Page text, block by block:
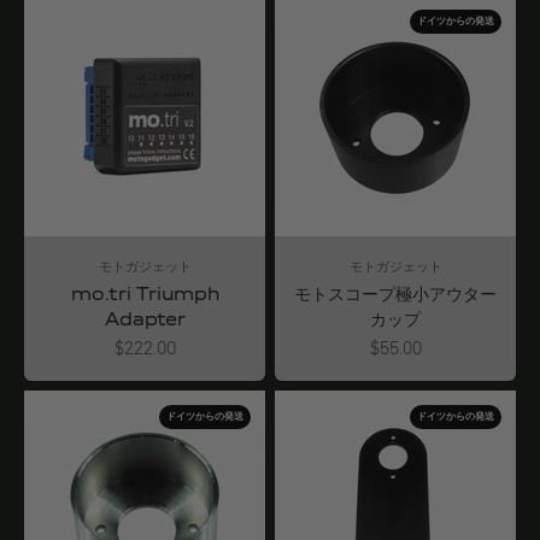
モトガジェット
mo.tri Triumph
Adapter
Angebot
$222.00
ドイツからの発送
モトガジェット
モトスコープ極小アウター
カップ
Angebot
$55.00
ドイツからの発送 ドイツからの発送